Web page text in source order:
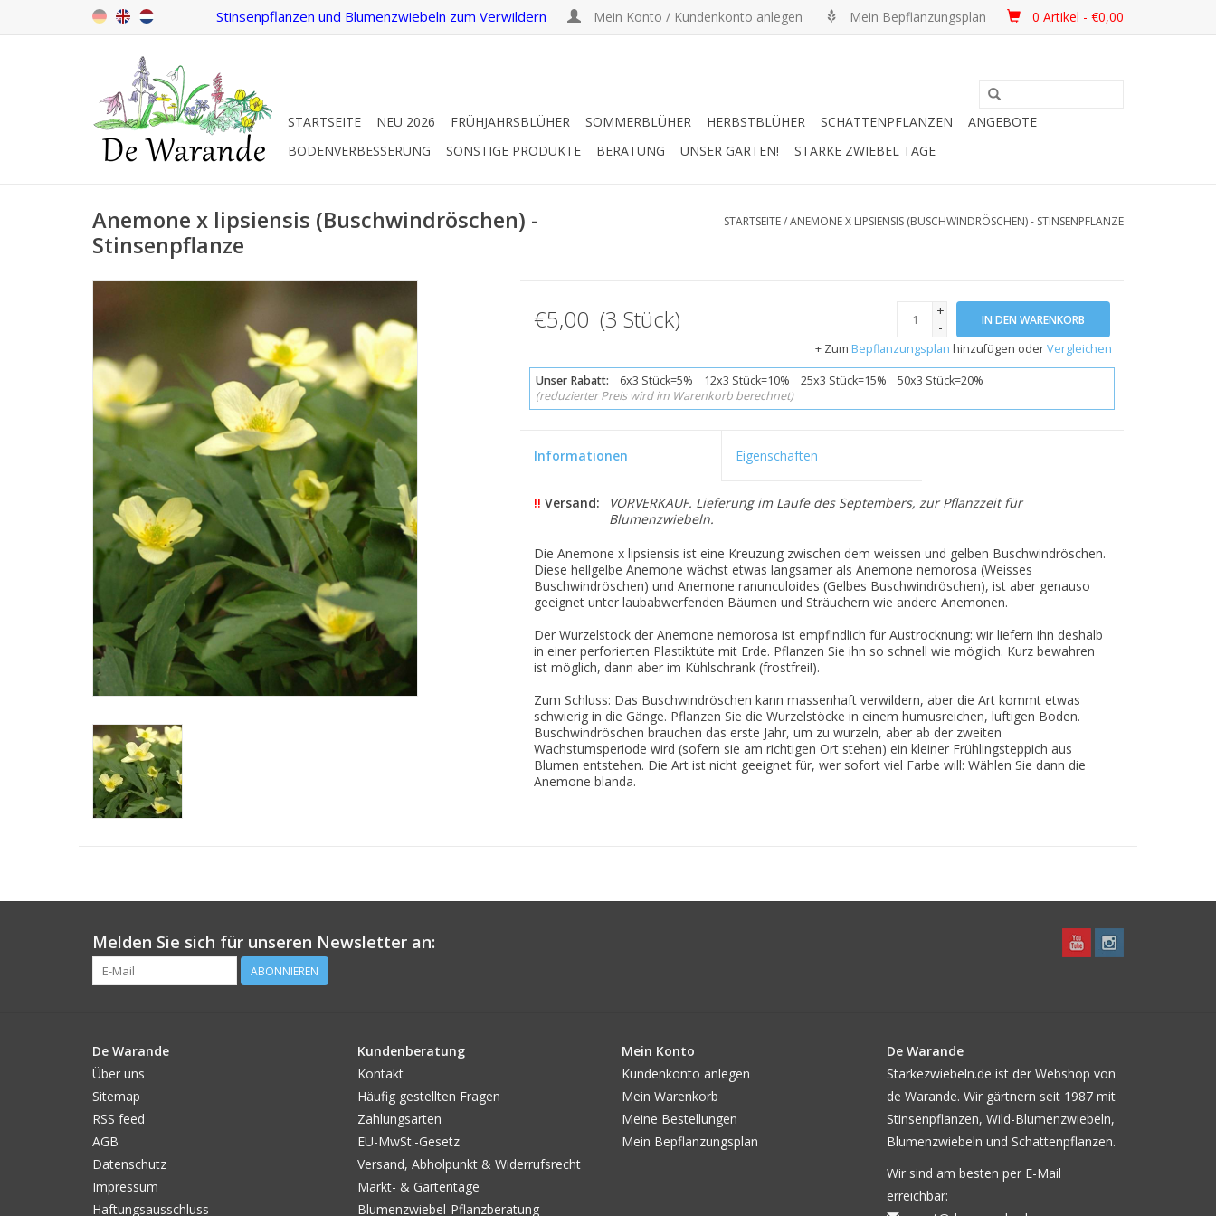
Stinsenpflanzen und Blumenzwiebeln zum Verwildern Mein Konto / Kundenkonto anlegen Mein Bepflanzungsplan 0 Artikel - €0,00
STARTSEITE NEU 2026 FRÜHJAHRSBLÜHER SOMMERBLÜHER HERBSTBLÜHER SCHATTENPFLANZEN
ANGEBOTE
BODENVERBESSERUNG
SONSTIGE PRODUKTE BERATUNG UNSER GARTEN! STARKE ZWIEBEL TAGE
Anemone x lipsiensis (Buschwindröschen) -
Stinsenpflanze
STARTSEITE/ANEMONE X LIPSIENSIS (BUSCHWINDRÖSCHEN) - STINSENPFLANZE
€5,00 (3 Stück)
+
-
IN DEN WARENKORB
+ Zum Bepflanzungsplan hinzufügen oderVergleichen
Unser Rabatt: 6x3 Stück=5% 12x3 Stück=10% 25x3 Stück=15% 50x3 Stück=20%
(reduzierter Preis wird im Warenkorb berechnet)
Informationen Eigenschaften
!! Versand:
VORVERKAUF. Lieferung im Laufe des Septembers, zur Pflanzzeit für
Blumenzwiebeln.
Die Anemone x lipsiensis ist eine Kreuzung zwischen dem weissen und gelben Buschwindröschen.
Diese hellgelbe Anemone wächst etwas langsamer als Anemone nemorosa (Weisses
Buschwindröschen) und Anemone ranunculoides (Gelbes Buschwindröschen), ist aber genauso
geeignet unter laubabwerfenden Bäumen und Sträuchern wie andere Anemonen.
Der Wurzelstock der Anemone nemorosa ist empfindlich für Austrocknung: wir liefern ihn deshalb
in einer perforierten Plastiktüte mit Erde. Pflanzen Sie ihn so schnell wie möglich. Kurz bewahren
ist möglich, dann aber im Kühlschrank (frostfrei!).
Zum Schluss: Das Buschwindröschen kann massenhaft verwildern, aber die Art kommt etwas
schwierig in die Gänge. Pflanzen Sie die Wurzelstöcke in einem humusreichen, luftigen Boden.
Buschwindröschen brauchen das erste Jahr, um zu wurzeln, aber ab der zweiten
Wachstumsperiode wird (sofern sie am richtigen Ort stehen) ein kleiner Frühlingsteppich aus
Blumen entstehen. Die Art ist nicht geeignet für, wer sofort viel Farbe will: Wählen Sie dann die
Anemone blanda.
Melden Sie sich für unseren Newsletter an:
ABONNIEREN
De Warande
Über uns
Sitemap
RSS feed
AGB
Datenschutz
Impressum
Haftungsausschluss
Kundenberatung
Kontakt
Häufig gestellten Fragen
Zahlungsarten
EU-MwSt.-Gesetz
Versand, Abholpunkt & Widerrufsrecht
Markt- & Gartentage
Blumenzwiebel-Pflanzberatung
Mein Konto
Kundenkonto anlegen
Mein Warenkorb
Meine Bestellungen
Mein Bepflanzungsplan
De Warande
Starkezwiebeln.de ist der Webshop von
de Warande. Wir gärtnern seit 1987 mit
Stinsenpflanzen, Wild-Blumenzwiebeln,
Blumenzwiebeln und Schattenpflanzen.
Wir sind am besten per E-Mail
erreichbar: